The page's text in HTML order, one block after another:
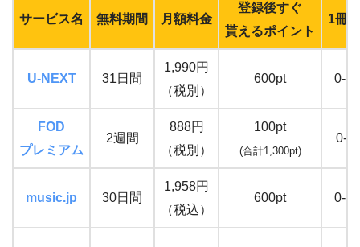
サービス名 無料期間 月額料金
登録後すぐ
貰えるポイント
1冊
U-NEXT 31日間
1,990円
（税別）
600pt 0-
FOD
プレミアム
2週間
888円
（税別）
100pt
(合計1,300pt)
0-
music.jp 30日間
1,958円
（税込）
600pt 0-